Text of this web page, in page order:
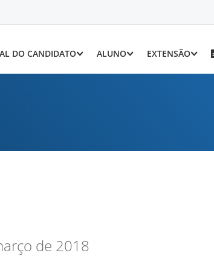
DO CANDIDATO ALUNO EXTENSÃO
de 2018